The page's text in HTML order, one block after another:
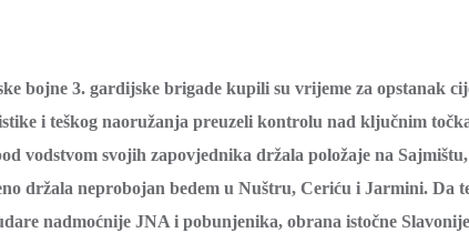
bojne 3. gardijske brigade kupili su vrijeme za opstanak
i teškog naoružanja preuzeli kontrolu nad ključnim
vodstvom svojih zapovjednika držala položaje na
držala neprobojan bedem u Nuštru, Ceriću i Jarmini. Da
nadmoćnije JNA i pobunjenika, obrana istočne